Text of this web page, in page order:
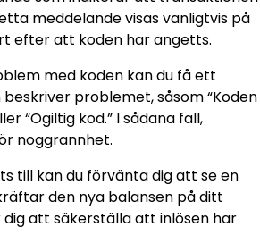
meddelande visas vanligtvis på
efter att koden har angetts.
med koden kan du få ett
problemet, såsom “Koden
“Ogiltig kod.” I sådana fall,
noggrannhet.
till kan du förvänta dig att se en
den nya balansen på ditt
att säkerställa att inlösen har